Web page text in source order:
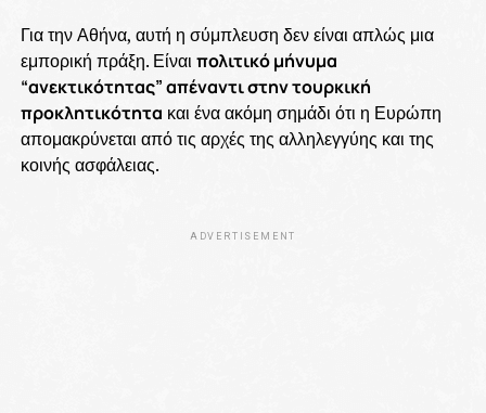
Για την Αθήνα, αυτή η σύμπλευση δεν είναι απλώς μια
εμπορική πράξη. Είναι πολιτικό μήνυμα
“ανεκτικότητας” απέναντι στην τουρκική
προκλητικότητα και ένα ακόμη σημάδι ότι η Ευρώπη
απομακρύνεται από τις αρχές της αλληλεγγύης και της
κοινής ασφάλειας.
ADVERTISEMENT